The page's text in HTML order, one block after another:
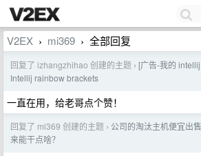
V2EX › mi369 › 全部回复
回复了 izhangzhihao 创建的主题 › [广告-我的
Intellij rainbow brackets
一直在用，给老哥点个赞！
回复了 mi369 创建的主题 › 公司的淘汰主机便宜出
来能干点啥？